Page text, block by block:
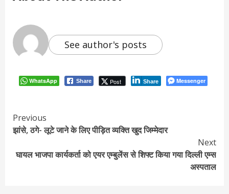
See author's posts
WhatsApp Share Post Share Messenger
Continue
Reading
Previous
झांसे, ठगे- लूटे जाने के लिए पीड़ित व्यक्ति खुद जिम्मेदार
Next
घायल भाजपा कार्यकर्ता को एयर एम्बुलेंस से शिफ्ट किया गया दिल्ली एम्स
अस्पताल